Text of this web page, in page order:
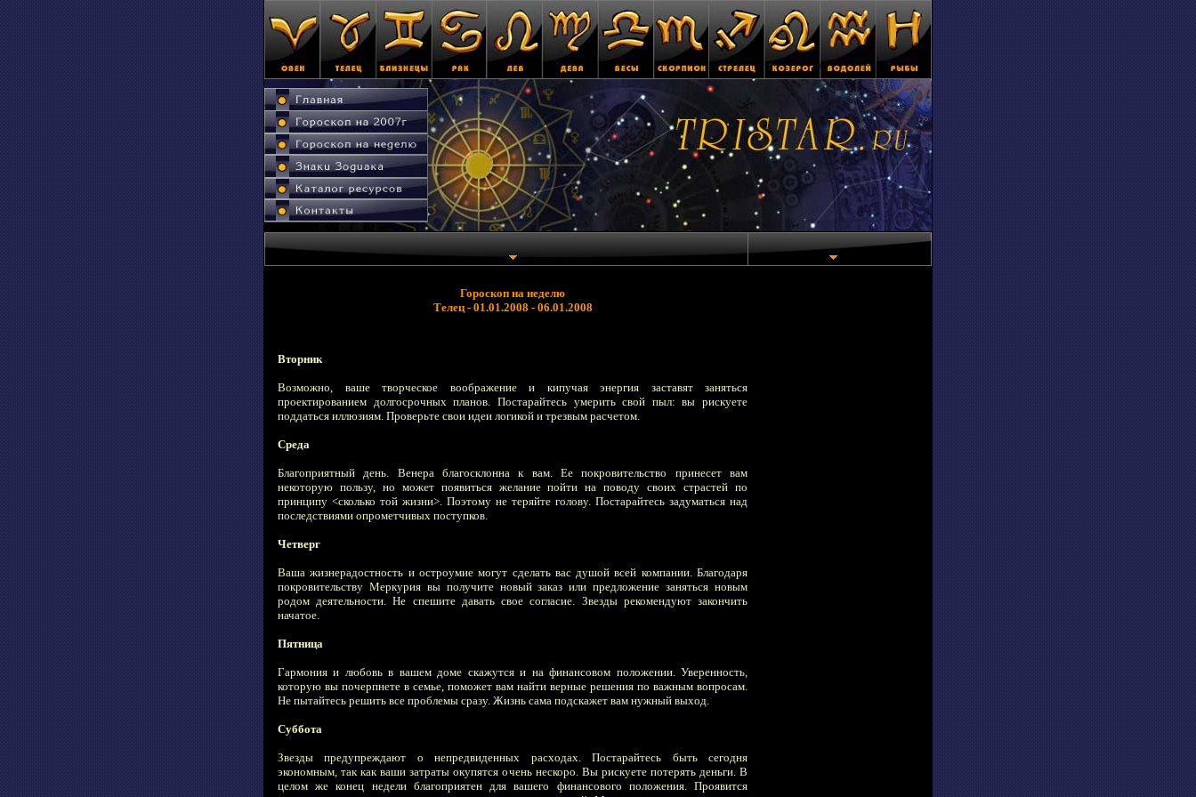
Гороскоп на неделю
Телец - 01.01.2008 - 06.01.2008
Вторник
Возможно, ваше творческое воображение и кипучая энергия заставят заняться
проектированием долгосрочных планов. Постарайтесь умерить свой пыл: вы рискуете
поддаться иллюзиям. Проверьте свои идеи логикой и трезвым расчетом.
Среда
Благоприятный день. Венера благосклонна к вам. Ее покровительство принесет вам
некоторую пользу, но может появиться желание пойти на поводу своих страстей по
принципу <сколько той жизни>. Поэтому не теряйте голову. Постарайтесь задуматься над
последствиями опрометчивых поступков.
Четверг
Ваша жизнерадостность и остроумие могут сделать вас душой всей компании. Благодаря
покровительству Меркурия вы получите новый заказ или предложение заняться новым
родом деятельности. Не спешите давать свое согласие. Звезды рекомендуют закончить
начатое.
Пятница
Гармония и любовь в вашем доме скажутся и на финансовом положении. Уверенность,
которую вы почерпнете в семье, поможет вам найти верные решения по важным вопросам.
Не пытайтесь решить все проблемы сразу. Жизнь сама подскажет вам нужный выход.
Суббота
Звезды предупреждают о непредвиденных расходах. Постарайтесь быть сегодня
экономным, так как ваши затраты окупятся очень нескоро. Вы рискуете потерять деньги. В
целом же конец недели благоприятен для вашего финансового положения. Проявится